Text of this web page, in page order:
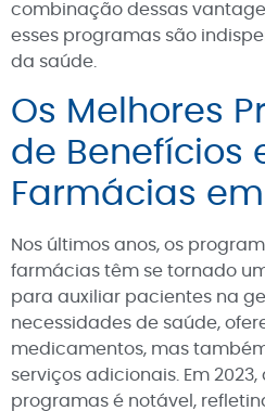
combinação dessas
esses programas são
da saúde.
Os Melhores
de Benefícios
Farmácias
Nos últimos anos, os
farmácias têm se tornado
para auxiliar pacientes na
necessidades de saúde,
medicamentos, mas
serviços adicionais. Em
programas é notável,